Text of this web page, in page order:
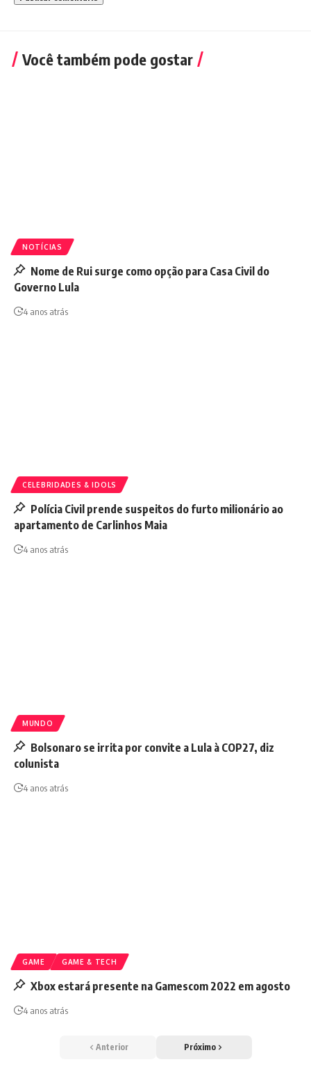
Você também pode gostar
NOTÍCIAS
Nome de Rui surge como opção para Casa Civil do
Governo Lula
4 anos atrás
CELEBRIDADES & IDOLS
Polícia Civil prende suspeitos do furto milionário ao
apartamento de Carlinhos Maia
4 anos atrás
MUNDO
Bolsonaro se irrita por convite a Lula à COP27, diz
colunista
4 anos atrás
GAME GAME & TECH
Xbox estará presente na Gamescom 2022 em agosto
4 anos atrás
Anterior Próximo